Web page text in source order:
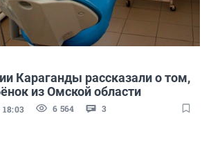
Караганды рассказали о том,
из Омской области
6 564 3